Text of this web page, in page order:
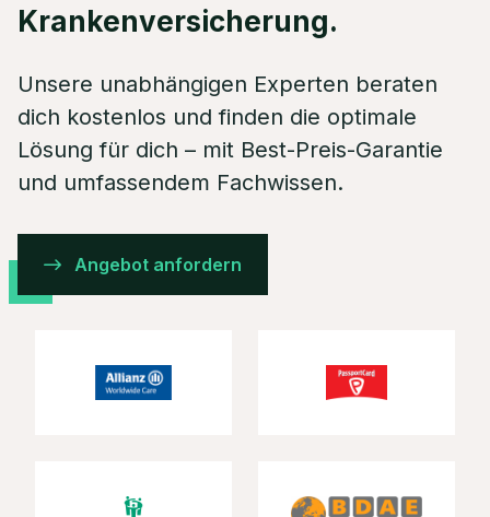
Krankenversicherung.
Unsere unabhängigen Experten beraten
dich kostenlos und finden die optimale
Lösung für dich – mit Best-Preis-Garantie
und umfassendem Fachwissen.
Angebot anfordern